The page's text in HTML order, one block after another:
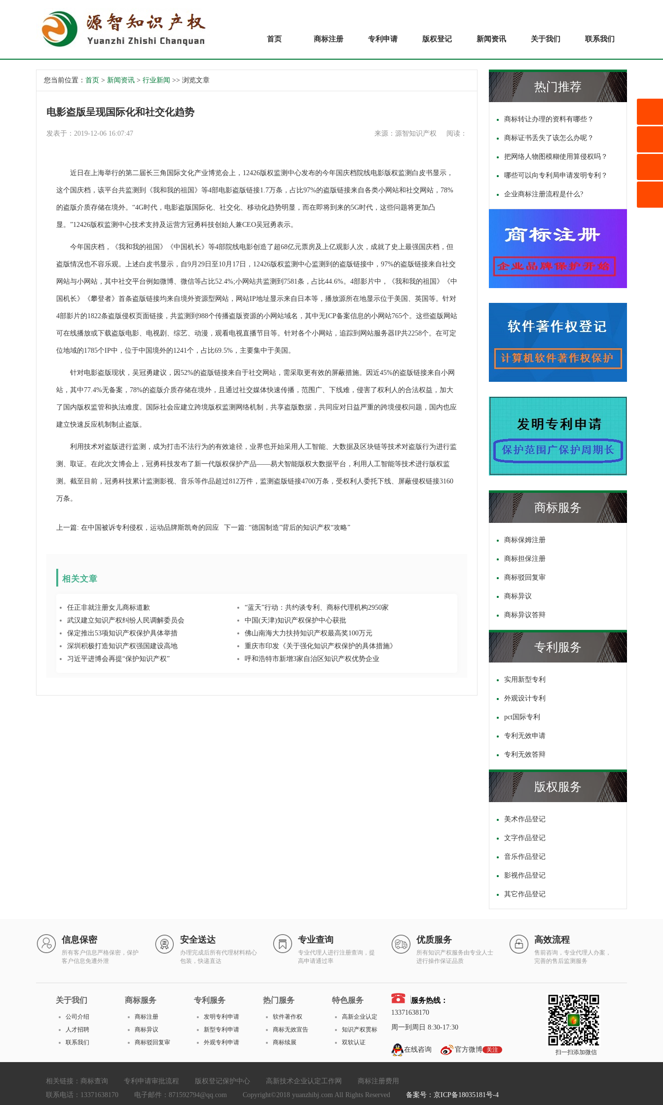
首页 商标注册 专利申请 版权登记 新闻资讯 关于我们 联系我们
您当前位置： 首页 > 新闻资讯 > 行业新闻 >> 浏览文章
电影盗版呈现国际化和社交化趋势
发表于：2019-12-06 16:07:47 阅读：
来源：源智知识产权
近日在上海举行的第二届长三角国际文化产业博览会上，12426版权监测中心发布的今年国庆档院线电影版权监测白皮书显示，
这个国庆档，该平台共监测到《我和我的祖国》等4部电影盗版链接1.7万条，占比97%的盗版链接来自各类小网站和社交网站，78%
的盗版介质存储在境外。“4G时代，电影盗版国际化、社交化、移动化趋势明显，而在即将到来的5G时代，这些问题将更加凸
显。”12426版权监测中心技术支持及运营方冠勇科技创始人兼CEO吴冠勇表示。
今年国庆档，《我和我的祖国》《中国机长》等4部院线电影创造了超68亿元票房及上亿观影人次，成就了史上最强国庆档，但
盗版情况也不容乐观。上述白皮书显示，自9月29日至10月17日，12426版权监测中心监测到的盗版链接中，97%的盗版链接来自社交
网站与小网站，其中社交平台例如微博、微信等占比52.4%;小网站共监测到7581条，占比44.6%。4部影片中，《我和我的祖国》《中
国机长》《攀登者》首条盗版链接均来自境外资源型网站，网站IP地址显示来自日本等，播放源所在地显示位于美国、英国等。针对
4部影片的1822条盗版侵权页面链接，共监测到988个传播盗版资源的小网站域名，其中无ICP备案信息的小网站765个。这些盗版网站
可在线播放或下载盗版电影、电视剧、综艺、动漫，观看电视直播节目等。针对各个小网站，追踪到网站服务器IP共2258个。在可定
位地域的1785个IP中，位于中国境外的1241个，占比69.5%，主要集中于美国。
针对电影盗版现状，吴冠勇建议，因52%的盗版链接来自于社交网站，需采取更有效的屏蔽措施。因近45%的盗版链接来自小网
站，其中77.4%无备案，78%的盗版介质存储在境外，且通过社交媒体快速传播，范围广、下线难，侵害了权利人的合法权益，加大
了国内版权监管和执法难度。国际社会应建立跨境版权监测网络机制，共享盗版数据，共同应对日益严重的跨境侵权问题，国内也应
建立快速反应机制制止盗版。
利用技术对盗版进行监测，成为打击不法行为的有效途径，业界也开始采用人工智能、大数据及区块链等技术对盗版行为进行监
测、取证。在此次文博会上，冠勇科技发布了新一代版权保护产品——易犬智能版权大数据平台，利用人工智能等技术进行版权监
测。截至目前，冠勇科技累计监测 影视、 音乐等作品超过812万件，监测盗版链接4700万条，受权利人委托下线、屏蔽侵权链接3160
万条。
上一篇: 在中国被诉专利侵权，运动品牌斯凯奇的回应 下一篇: “德国制造”背后的知识产权“攻略”
相关文章
任正非就注册女儿商标道歉
“蓝天”行动：共约谈专利、商标代理机构2950家
武汉建立知识产权纠纷人民调解委员会
中国(天津)知识产权保护中心获批
保定推出53项知识产权保护具体举措
佛山南海大力扶持知识产权最高奖100万元
深圳积极打造知识产权强国建设高地
重庆市印发《关于强化知识产权保护的具体措施》
习近平进博会再提“保护知识产权”
呼和浩特市新增3家自治区知识产权优势企业
热门推荐
商标转让办理的资料有哪些？
商标证书丢失了该怎么办呢？
把网络人物图模糊使用算侵权吗？
哪些可以向专利局申请发明专利？
企业商标注册流程是什么?
商标服务
商标保姆注册
商标担保注册
商标驳回复审
商标异议
商标异议答辩
专利服务
实用新型专利
外观设计专利
pct国际专利
专利无效申请
专利无效答辩
版权服务
美术作品登记
文字作品登记
音乐作品登记
影视作品登记
其它作品登记
信息保密
所有客户信息严格保密，保护
客户信息免遭外泄
安全送达
办理完成后所有代理材料精心
包装，快递直达
专业查询
专业代理人进行注册查询，提
高申请通过率
优质服务
所有知识产权服务由专业人士
进行操作保证品质
高效流程
售前咨询，专业代理人办案，
完善的售后监测服务
关于我们
公司介绍
人才招聘
联系我们
商标服务
商标注册
商标异议
商标驳回复审
专利服务
发明专利申请
新型专利申请
外观专利申请
热门服务
软件著作权
商标无效宣告
商标续展
特色服务
高新企业认定
知识产权贯标
双软认证
服务热线：
13371638170
周一到周日 8:30-17:30
在线咨询 官方微博 关注 扫一扫添加微信
相关链接： 商标查询 专利申请审批流程 版权登记保护中心 高新技术企业认定工作网
商标注册费用
联系电话：13371638170 电子邮件：871592794@qq.com Copyright©2018 yuanzhibj.com All Rights Reserved 备案号：京ICP备18035181号-4